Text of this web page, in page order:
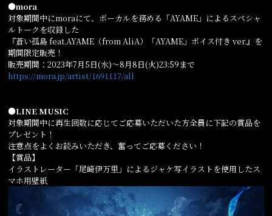
●mora
対象期間中にmoraにて、ボーカルを務める「AYAME」によるスペシャ
ルトークを収録した
『蒼い孤島 feat.AYAME（from AliA）「AYAME」ボイス付き ver.』を
期間限定販売！
販売期間：2023年7月5日(水)～8月8日(火)23:59まで
https://mora.jp/artist/1691117/all
●LINE MUSIC
対象期間中に再生回数に応じてご応募いただいた方全員に下記の賞品を
プレゼント！
注意点をよくお読みいただき、奮ってご応募ください！
【賞品】
イラストレーター「尾崎伊万里」によるジャケ写イラストを使用したス
マホ用壁紙